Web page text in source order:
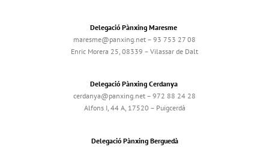
Delegació Pànxing Maresme
maresme@panxing.net – 93 753 27 08
Enric Morera 25, 08339 – Vilassar de Dalt
Delegació Pànxing Cerdanya
cerdanya@panxing.net – 972 88 24 28
Alfons I, 44 A, 17520 – Puigcerdà
Delegació Pànxing Berguedà